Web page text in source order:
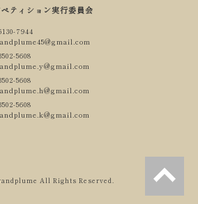
ティション実行委員会
7944
5608
5608
5608
All Rights Reserved.